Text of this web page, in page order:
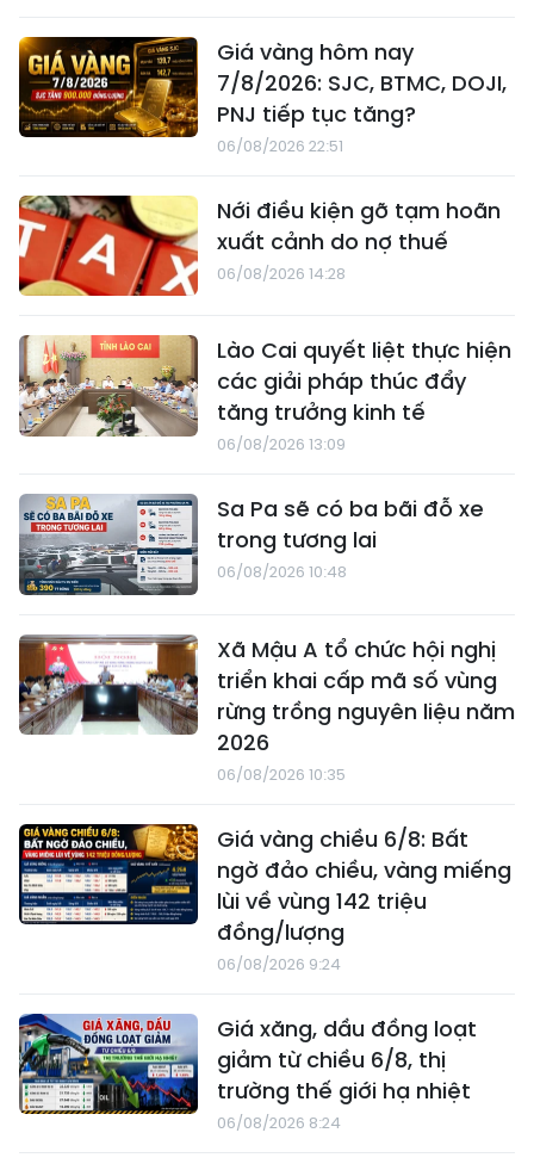
Giá vàng hôm nay
7/8/2026: SJC, BTMC, DOJI,
PNJ tiếp tục tăng?
06/08/2026 22:51
Nới điều kiện gỡ tạm hoãn
xuất cảnh do nợ thuế
06/08/2026 14:28
Lào Cai quyết liệt thực hiện
các giải pháp thúc đẩy
tăng trưởng kinh tế
06/08/2026 13:09
Sa Pa sẽ có ba bãi đỗ xe
trong tương lai
06/08/2026 10:48
Xã Mậu A tổ chức hội nghị
triển khai cấp mã số vùng
rừng trồng nguyên liệu năm
2026
06/08/2026 10:35
Giá vàng chiều 6/8: Bất
ngờ đảo chiều, vàng miếng
lùi về vùng 142 triệu
đồng/lượng
06/08/2026 9:24
Giá xăng, dầu đồng loạt
giảm từ chiều 6/8, thị
trường thế giới hạ nhiệt
06/08/2026 8:24